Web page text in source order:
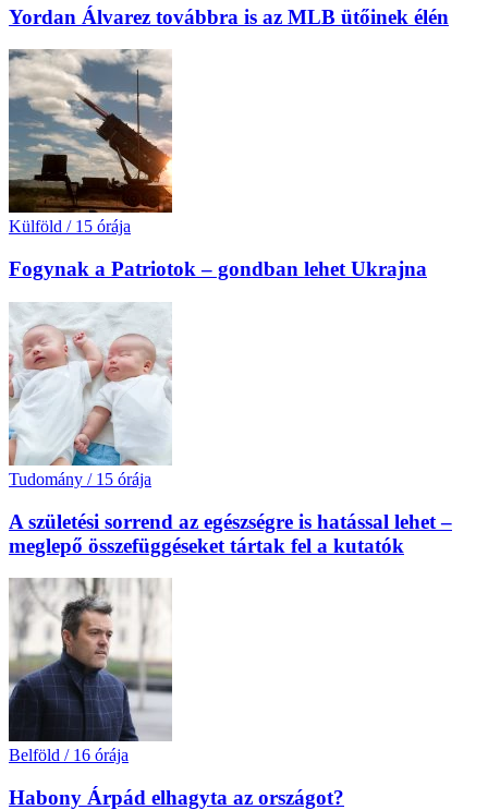
Yordan Álvarez továbbra is az MLB ütőinek élén
Külföld / 15 órája
Fogynak a Patriotok – gondban lehet Ukrajna
Tudomány / 15 órája
A születési sorrend az egészségre is hatással lehet –
meglepő összefüggéseket tártak fel a kutatók
Belföld / 16 órája
Habony Árpád elhagyta az országot?